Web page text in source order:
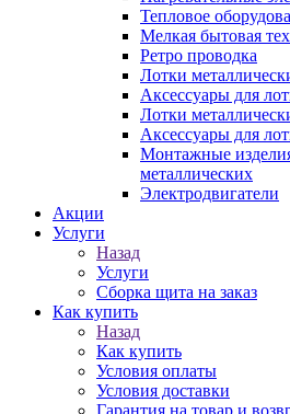
Тепловое
Мелкая бытовая
Ретро проводка
Лотки
Аксессуары для
Лотки
Аксессуары для
Монтажные
металлических
Электродвигатели
Акции
Услуги
Назад
Услуги
Сборка щита на заказ
Как купить
Назад
Как купить
Условия оплаты
Условия доставки
Гарантия на товар и